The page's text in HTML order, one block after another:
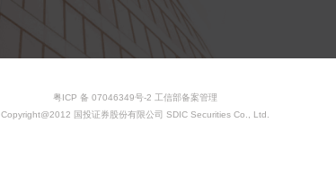
粤ICP 备 07046349号-2 工信部备案管理
Copyright@2012 国投证券股份有限公司 SDIC Securities Co., Ltd.